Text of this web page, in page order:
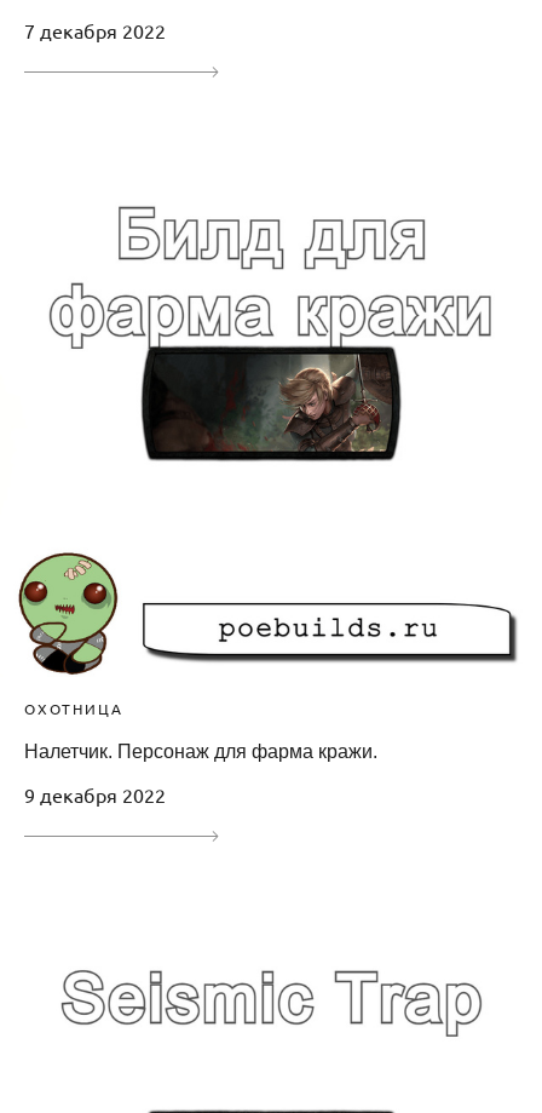
7 декабря 2022
ОХОТНИЦА
Налетчик. Персонаж для фарма кражи.
9 декабря 2022